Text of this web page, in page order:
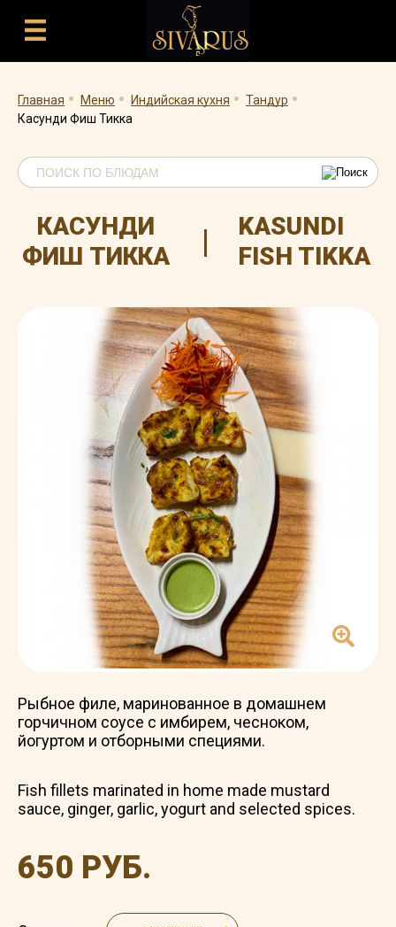
Главная . Меню . Индийская кухня . Тандур .
Касунди Фиш Тикка
КАСУНДИ
ФИШ ТИККА
|
KASUNDI
FISH TIKKA
Рыбное филе, маринованное в домашнем
горчичном соусе с имбирем, чесноком,
йогуртом и отборными специями.
Fish fillets marinated in home made mustard
sauce, ginger, garlic, yogurt and selected spices.
650 РУБ.